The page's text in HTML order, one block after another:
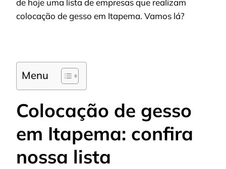
de hoje uma lista de empresas que realizam
colocação de gesso em Itapema. Vamos lá?
Menu
Colocação de gesso
em Itapema: confira
nossa lista